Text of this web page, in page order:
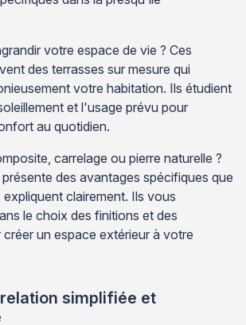
votre espace de vie ? Ces
des terrasses sur mesure qui
votre habitation. Ils étudient
et l'usage prévu pour
au quotidien.
carrelage ou pierre naturelle ?
des avantages spécifiques que
clairement. Ils vous
le choix des finitions et des
un espace extérieur à votre
simplifiée et